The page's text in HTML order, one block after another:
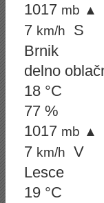
1017 mb ▲
7 km/h
S
Brnik
delno
18 °C
77 %
1017 mb ▲
7 km/h
V
Lesce
19 °C